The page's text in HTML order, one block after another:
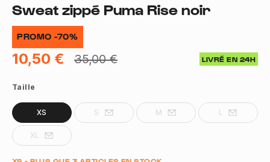
Sweat zippé Puma Rise noir
PROMO -70%
10,50 € 35,00 € LIVRÉ EN 24H
Taille
XS S M L
XL